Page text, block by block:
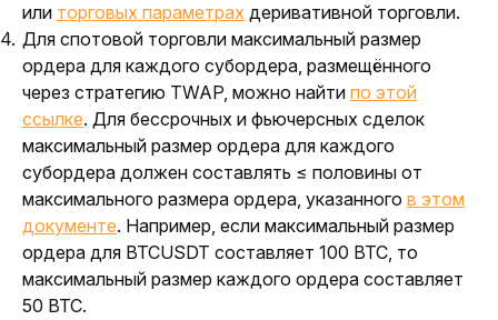
или торговых параметрах деривативной торговли.
Для спотовой торговли максимальный размер
ордера для каждого субордера, размещённого
через стратегию TWAP, можно найти по этой
ссылке. Для бессрочных и фьючерсных сделок
максимальный размер ордера для каждого
субордера должен составлять ≤ половины от
максимального размера ордера, указанного в этом
документе. Например, если максимальный размер
ордера для BTCUSDT составляет 100 BTC, то
максимальный размер каждого ордера составляет
50 BTC.